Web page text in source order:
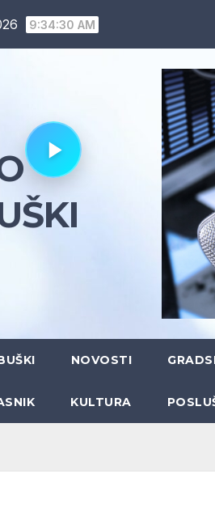
9:34:31 AM
NOVOSTI
KULTURA